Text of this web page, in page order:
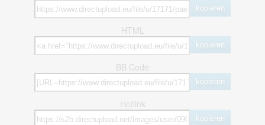
kopieren
HTML
kopieren
BB Code
kopieren
Hotlink
kopieren